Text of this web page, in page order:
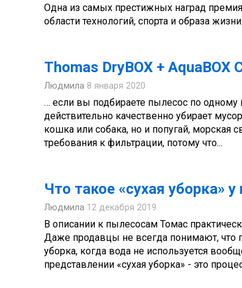
Одна из самых престижных наград
области технологий, спорта и образа
Thomas DryBOX +
Людмила 8 января 2020
… если вы подбираете пылесос по
действительно качественно убирает
кошка или собака, но и попугай,
требования к фильтрации, потому что...
Что такое «сухая уборка»
Людмила 12 декабря 2019
В описании к пылесосам Томас
Даже продавцы не всегда понимают, что
уборка, когда вода не используется
представлении «сухая уборка» - это